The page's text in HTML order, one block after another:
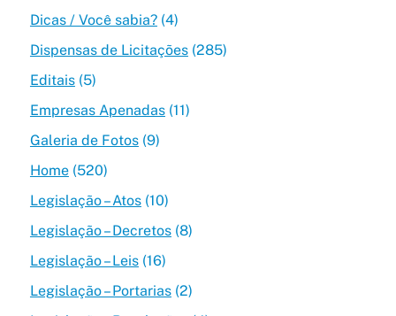
Dicas / Você sabia?(4)
Dispensas de Licitações(285)
Editais(5)
Empresas Apenadas(11)
Galeria de Fotos(9)
Home(520)
Legislação – Atos(10)
Legislação – Decretos(8)
Legislação – Leis(16)
Legislação – Portarias(2)